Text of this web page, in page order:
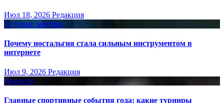
Июл 18, 2026 Редакция
Путёвые заметки
Почему ностальгия стала сильным инструментом в
интернете
Июл 9, 2026 Редакция
Новости
Главные спортивные события года: какие турниры